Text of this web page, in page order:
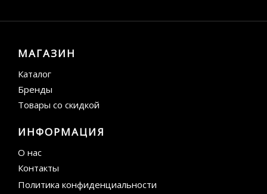
МАГАЗИН
Каталог
Бренды
Товары со скидкой
ИНФОРМАЦИЯ
О нас
Контакты
Политика конфиденциальности